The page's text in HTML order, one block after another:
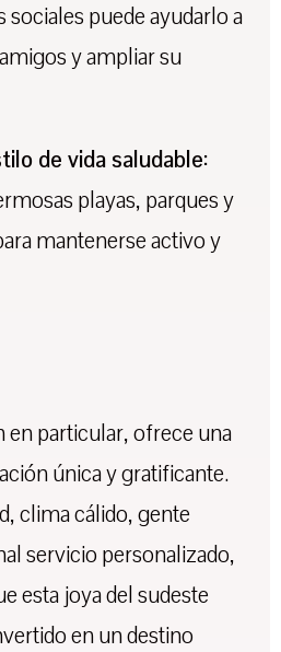
sociales puede ayudarlo a
y ampliar su
de vida saludable:
playas, parques y
mantenerse activo y
en particular, ofrece una
única y gratificante.
clima cálido, gente
servicio personalizado,
esta joya del sudeste
en un destino